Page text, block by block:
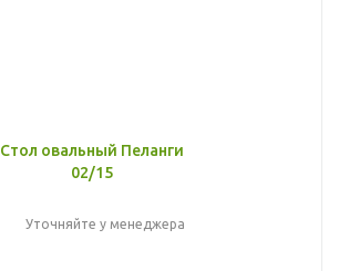
Стол овальный Пеланги
02/15
Уточняйте у менеджера